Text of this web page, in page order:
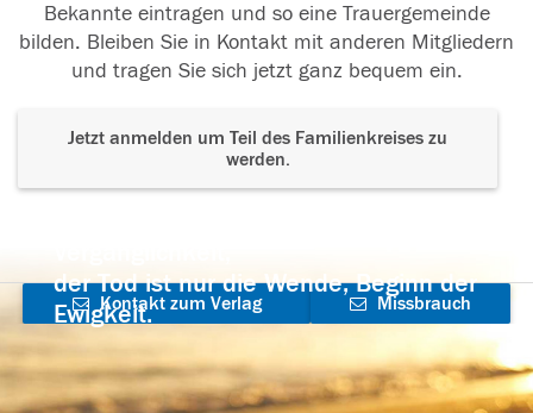
Bekannte eintragen und so eine Trauergemeinde
bilden. Bleiben Sie in Kontakt mit anderen Mitgliedern
und tragen Sie sich jetzt ganz bequem ein.
Jetzt anmelden um Teil des Familienkreises zu
werden.
der Tod ist nur die Wende, Beginn der
Ewigkeit.
Kontakt zum Verlag
aufnehmen
Missbrauch